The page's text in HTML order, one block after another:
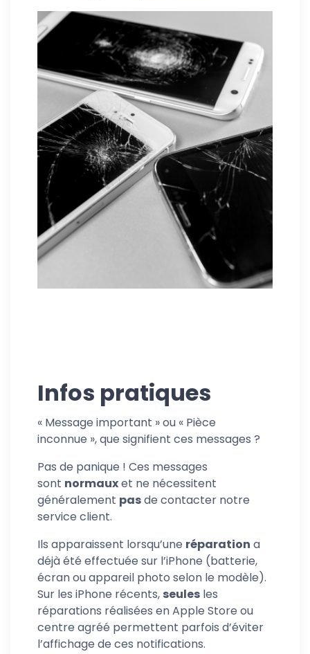
Infos pratiques
« Message important » ou « Pièce
inconnue », que signifient ces messages ?
Pas de panique ! Ces messages
sont normauxet ne nécessitent
généralement pasde contacter notre
service client.
Ils apparaissent lorsqu’une réparation a
déjà été effectuée sur l’iPhone (batterie,
écran ou appareil photo selon le modèle).
Sur les iPhone récents, seules les
réparations réalisées en Apple Store ou
centre agréé permettent parfois d’éviter
l’affichage de ces notifications.